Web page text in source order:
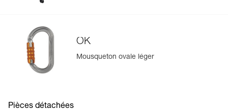
OK
Mousqueton ovale léger
Pièces détachées